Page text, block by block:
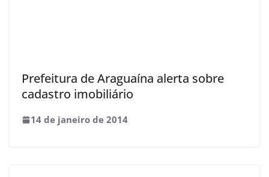
Prefeitura de Araguaína alerta sobre
cadastro imobiliário
14 de janeiro de 2014